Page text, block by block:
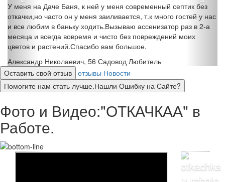
У меня на Даче Баня, к ней у меня современный септик без
откачки,но часто он у меня заиливается, т.к много гостей у нас
и все любим в баньку ходить.Вызываю ассенизатор раз в 2-а
месяца и всегда вовремя и чисто без повреждений моих
цветов и растений.Спасибо вам большое.
Александр Николаевич, 56 Садовод Любитель
Оставить свой отзыв отзывы Новости
Помогите нам стать лучше.Нашли Ошибку на Сайте?
Фото и Видео:"ОТКАЧКАА" в
Работе.